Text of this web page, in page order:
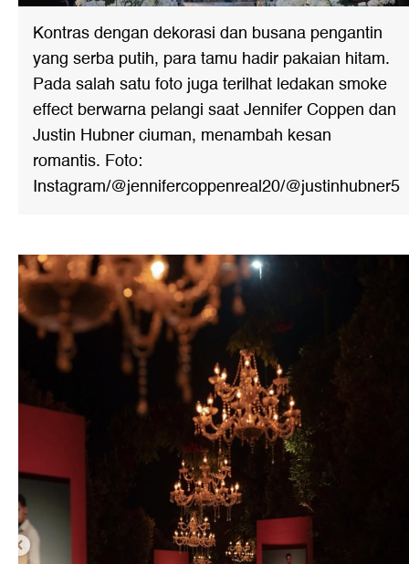
Kontras dengan dekorasi dan busana pengantin
yang serba putih, para tamu hadir pakaian hitam.
Pada salah satu foto juga terilhat ledakan smoke
effect berwarna pelangi saat Jennifer Coppen dan
Justin Hubner ciuman, menambah kesan
romantis. Foto:
Instagram/@jennifercoppenreal20/@justinhubner5